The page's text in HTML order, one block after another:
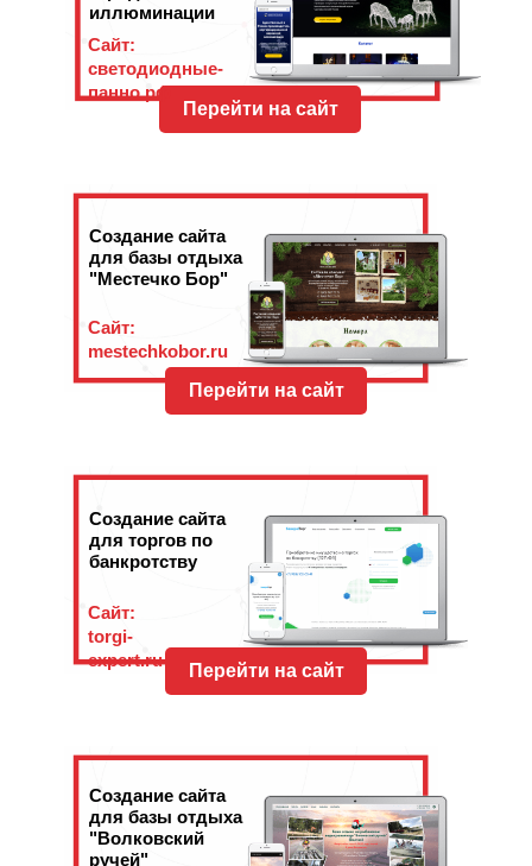
иллюминации
Перейти на сайт
Сайт:
светодиодные-
панно.рф
Создание сайта
для торгов по
банкротству
Создание сайта
для базы отдыха
"Волковский
ручей"
Перейти на сайт
Сайт:
torgi-
expert.ru
Создание сайта
для базы отдыха
"Местечко Бор"
Перейти на сайт
Сайт:
mestechkobor.ru